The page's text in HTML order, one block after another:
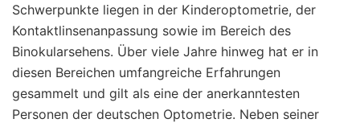
Schwerpunkte liegen in der Kinderoptometrie, der
Kontaktlinsenanpassung sowie im Bereich des
Binokularsehens. Über viele Jahre hinweg hat er in
diesen Bereichen umfangreiche Erfahrungen
gesammelt und gilt als eine der anerkanntesten
Personen der deutschen Optometrie. Neben seiner